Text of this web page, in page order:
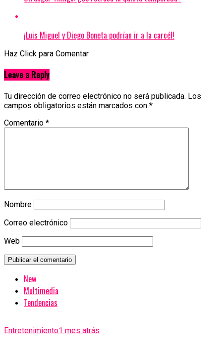
¡Luis Miguel y Diego Boneta podrían ir a la carcél!
Haz Click para Comentar
Leave a Reply
Tu dirección de correo electrónico no será publicada. Los
campos obligatorios están marcados con *
Comentario *
Nombre
Correo electrónico
Web
New
Multimedia
Tendencias
Entretenimiento1 mes atrás